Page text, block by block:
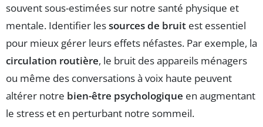
souvent sous-estimées sur notre santé physique et
mentale. Identifier lessources de bruit est essentiel
pour mieux gérer leurs effets néfastes. Par exemple, la
circulation routière, le bruit des appareils ménagers
ou même des conversations à voix haute peuvent
altérer notre bien-être psychologique en augmentant
le stress et en perturbant notre sommeil.